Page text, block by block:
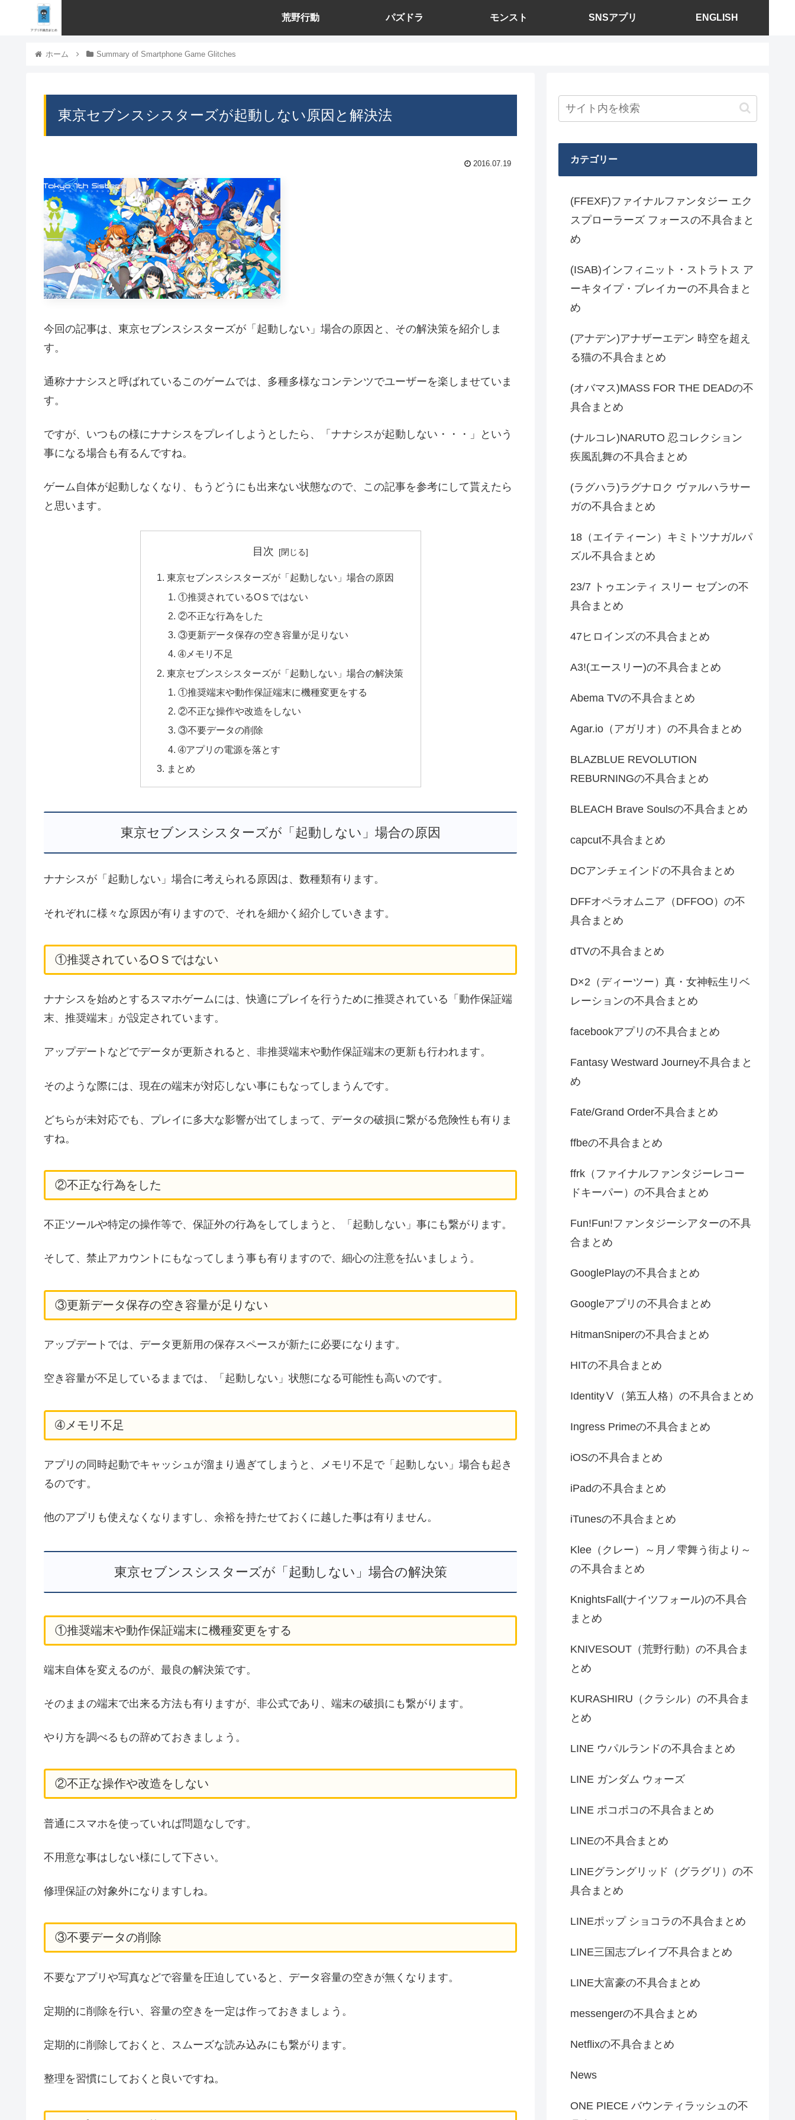
荒野行動 パズドラ モンスト SNSアプリ ENGLISH
ホーム Summary of Smartphone Game Glitches
東京セブンスシスターズが起動しない原因と解決法
2016.07.19
今回の記事は、東京セブンスシスターズが「起動しない」場合の原因と、その解決策を紹介しま
す。
通称ナナシスと呼ばれているこのゲームでは、多種多様なコンテンツでユーザーを楽しませていま
す。
ですが、いつもの様にナナシスをプレイしようとしたら、「ナナシスが起動しない・・・」という
事になる場合も有るんですね。
ゲーム自体が起動しなくなり、もうどうにも出来ない状態なので、この記事を参考にして貰えたら
と思います。
目次
東京セブンスシスターズが「起動しない」場合の原因
①推奨されているОＳではない
②不正な行為をした
③更新データ保存の空き容量が足りない
➃メモリ不足
東京セブンスシスターズが「起動しない」場合の解決策
①推奨端末や動作保証端末に機種変更をする
②不正な操作や改造をしない
③不要データの削除
➃アプリの電源を落とす
まとめ
東京セブンスシスターズが「起動しない」場合の原因
ナナシスが「起動しない」場合に考えられる原因は、数種類有ります。
それぞれに様々な原因が有りますので、それを細かく紹介していきます。
①推奨されているОＳではない
ナナシスを始めとするスマホゲームには、快適にプレイを行うために推奨されている「動作保証端
末、推奨端末」が設定されています。
アップデートなどでデータが更新されると、非推奨端末や動作保証端末の更新も行われます。
そのような際には、現在の端末が対応しない事にもなってしまうんです。
どちらが未対応でも、プレイに多大な影響が出てしまって、データの破損に繋がる危険性も有りま
すね。
②不正な行為をした
不正ツールや特定の操作等で、保証外の行為をしてしまうと、「起動しない」事にも繋がります。
そして、禁止アカウントにもなってしまう事も有りますので、細心の注意を払いましょう。
③更新データ保存の空き容量が足りない
アップデートでは、データ更新用の保存スペースが新たに必要になります。
空き容量が不足しているままでは、「起動しない」状態になる可能性も高いのです。
➃メモリ不足
アプリの同時起動でキャッシュが溜まり過ぎてしまうと、メモリ不足で「起動しない」場合も起き
るのです。
他のアプリも使えなくなりますし、余裕を持たせておくに越した事は有りません。
東京セブンスシスターズが「起動しない」場合の解決策
①推奨端末や動作保証端末に機種変更をする
端末自体を変えるのが、最良の解決策です。
そのままの端末で出来る方法も有りますが、非公式であり、端末の破損にも繋がります。
やり方を調べるもの辞めておきましょう。
②不正な操作や改造をしない
普通にスマホを使っていれば問題なしです。
不用意な事はしない様にして下さい。
修理保証の対象外になりますしね。
③不要データの削除
不要なアプリや写真などで容量を圧迫していると、データ容量の空きが無くなります。
定期的に削除を行い、容量の空きを一定は作っておきましょう。
定期的に削除しておくと、スムーズな読み込みにも繋がります。
整理を習慣にしておくと良いですね。
カテゴリー
(FFEXF)ファイナルファンタジー エク
スプローラーズ フォースの不具合まと
め
(ISAB)インフィニット・ストラトス ア
ーキタイプ・ブレイカーの不具合まと
め
(アナデン)アナザーエデン 時空を超え
る猫の不具合まとめ
(オバマス)MASS FOR THE DEADの不
具合まとめ
(ナルコレ)NARUTO 忍コレクション
疾風乱舞の不具合まとめ
(ラグハラ)ラグナロク ヴァルハラサー
ガの不具合まとめ
18（エイティーン）キミトツナガルパ
ズル不具合まとめ
23/7 トゥエンティ スリー セブンの不
具合まとめ
47ヒロインズの不具合まとめ
A3!(エースリー)の不具合まとめ
Abema TVの不具合まとめ
Agar.io（アガリオ）の不具合まとめ
BLAZBLUE REVOLUTION
REBURNINGの不具合まとめ
BLEACH Brave Soulsの不具合まとめ
capcut不具合まとめ
DCアンチェインドの不具合まとめ
DFFオペラオムニア（DFFOO）の不
具合まとめ
dTVの不具合まとめ
D×2（ディーツー）真・女神転生リベ
レーションの不具合まとめ
facebookアプリの不具合まとめ
Fantasy Westward Journey不具合まと
め
Fate/Grand Order不具合まとめ
ffbeの不具合まとめ
ffrk（ファイナルファンタジーレコー
ドキーパー）の不具合まとめ
Fun!Fun!ファンタジーシアターの不具
合まとめ
GooglePlayの不具合まとめ
Googleアプリの不具合まとめ
HitmanSniperの不具合まとめ
HITの不具合まとめ
IdentityⅤ（第五人格）の不具合まとめ
Ingress Primeの不具合まとめ
iOSの不具合まとめ
iPadの不具合まとめ
iTunesの不具合まとめ
Klee（クレー）～月ノ雫舞う街より～
の不具合まとめ
KnightsFall(ナイツフォール)の不具合
まとめ
KNIVESOUT（荒野行動）の不具合ま
とめ
KURASHIRU（クラシル）の不具合ま
とめ
LINE ウパルランドの不具合まとめ
LINE ガンダム ウォーズ
LINE ポコポコの不具合まとめ
LINEの不具合まとめ
LINEグラングリッド（グラグリ）の不
具合まとめ
LINEポップ ショコラの不具合まとめ
LINE三国志ブレイブ不具合まとめ
LINE大富豪の不具合まとめ
messengerの不具合まとめ
Netflixの不具合まとめ
News
ONE PIECE バウンティラッシュの不